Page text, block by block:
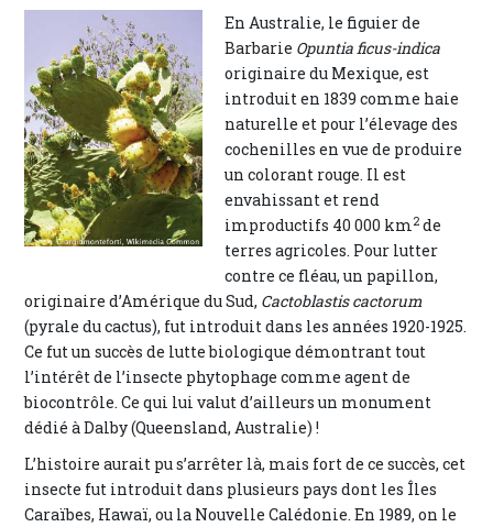
En Australie, le figuier de
Barbarie Opuntia ficus-indica
originaire du Mexique, est
introduit en 1839 comme haie
naturelle et pour l’élevage des
cochenilles en vue de produire
un colorant rouge. Il est
envahissant et rend
improductifs 40 000 km2de
terres agricoles. Pour lutter
contre ce fléau, un papillon,
originaire d’Amérique du Sud, Cactoblastis cactorum
(pyrale du cactus), fut introduit dans les années 1920-1925.
Ce fut un succès de lutte biologique démontrant tout
l’intérêt de l’insecte phytophage comme agent de
biocontrôle. Ce qui lui valut d’ailleurs un monument
dédié à Dalby (Queensland, Australie) !
L’histoire aurait pu s’arrêter là, mais fort de ce succès, cet
insecte fut introduit dans plusieurs pays dont les Îles
Caraïbes, Hawaï, ou la Nouvelle Calédonie. En 1989, on le